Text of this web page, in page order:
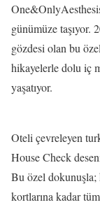
günümüze taşıyor.
gözdesi olan bu
hikayelerle dolu iç
yaşatıyor.
Oteli çevreleyen
House Check
Bu özel dokunuşla;
kortlarına kadar